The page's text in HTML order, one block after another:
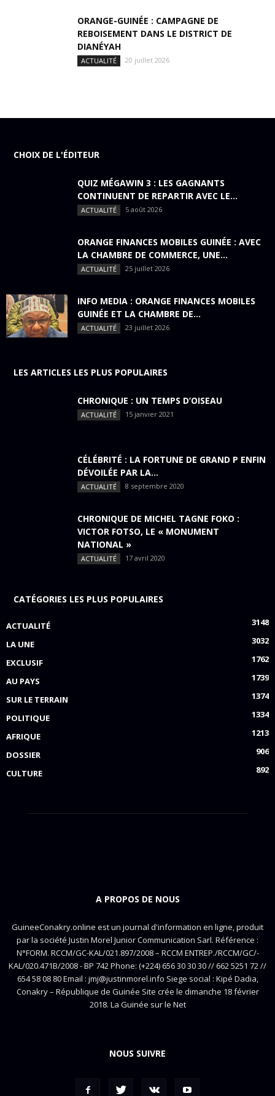
ORANGE-GUINÉE : CAMPAGNE DE
REBOISEMENT DANS LE DISTRICT DE
DIANÉYAH
ACTUALITÉ 20 juillet 2026
CHOIX DE L'ÉDITEUR
QUIZ MÉGAWIN 3 : LES GAGNANTS
CONTINUENT DE REPARTIR AVEC LE...
ACTUALITÉ 5 août 2026
ORANGE FINANCES MOBILES GUINÉE : AVEC
LA CHAMBRE DE COMMERCE, UNE...
ACTUALITÉ 25 juillet 2026
INFO MEDIA : ORANGE FINANCES MOBILES
GUINÉE ET LA CHAMBRE DE...
ACTUALITÉ 23 juillet 2026
LES ARTICLES LES PLUS POPULAIRES
CHRONIQUE : UN TEMPS D’OISEAU
ACTUALITÉ 15 janvier 2021
CÉLÉBRITÉ : LA FORTUNE DE GRAND P ENFIN
DÉVOILÉE PAR LA...
ACTUALITÉ 8 septembre 2020
CHRONIQUE DE MICHEL TAGNE FOKO :
VICTOR FOTSO, LE « MONUMENT
NATIONAL »
ACTUALITÉ 17 avril 2020
CATÉGORIES LES PLUS POPULAIRES
ACTUALITÉ
3148
LA UNE
3032
EXCLUSIF
1762
AU PAYS
1739
SUR LE TERRAIN
1374
POLITIQUE
1334
AFRIQUE
1213
DOSSIER
906
CULTURE
892
A PROPOS DE NOUS
GuineeConakry.online est un journal d'information en ligne, produit
par la société Justin Morel Junior Communication Sarl. Référence :
N°FORM. RCCM/GC-KAL/021.897/2008 – RCCM ENTREP./RCCM/GC/-
KAL/020.471B/2008 - BP 742 Phone: (+224) 656 30 30 30 // 662 5251 72 //
654 58 08 80 Email : jmj@justinmorel.info Siege social : Kipé Dadia,
Conakry – République de Guinée Site crée le dimanche 18 février
2018. La Guinée sur le Net
NOUS SUIVRE